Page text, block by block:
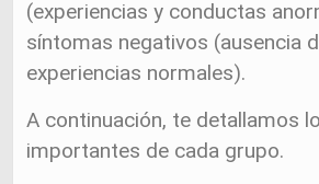
(experiencias y conductas
síntomas negativos (ausencia
experiencias normales).
A continuación, te detallamos
importantes de cada grupo.